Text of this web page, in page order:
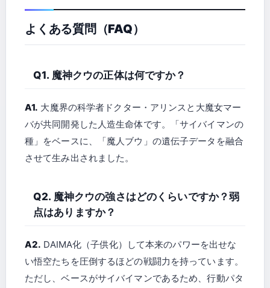
よくある質問（FAQ）
Q1. 魔神クウの正体は何ですか？
A1. 大魔界の科学者ドクター・アリンスと大魔女マー
バが共同開発した人造生命体です。「サイバイマンの
種」をベースに、「魔人ブウ」の遺伝子データを融合
させて生み出されました。
Q2. 魔神クウの強さはどのくらいですか？弱
点はありますか？
A2. DAIMA化（子供化）して本来のパワーを出せな
い悟空たちを圧倒するほどの戦闘力を持っています。
ただし、ベースがサイバイマンであるため、行動パタ